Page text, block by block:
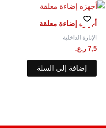
أجهزه إضاءة معلقة
الإنارة الداخلية
7,5 ر.ع.
إضافة إلى السلة